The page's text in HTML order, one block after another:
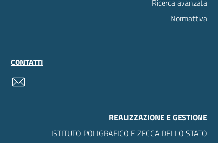
Ricerca avanzata
Normattiva
CONTATTI
REALIZZAZIONE E GESTIONE
ISTITUTO POLIGRAFICO E ZECCA DELLO STATO